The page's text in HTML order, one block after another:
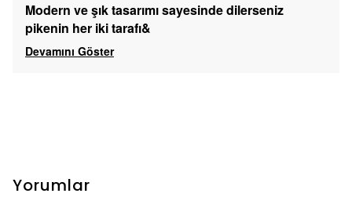
Modern ve şık tasarımı sayesinde dilerseniz
pikenin her iki tarafı&
Devamını Göster
Yorumlar